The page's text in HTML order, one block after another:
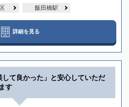
飯田橋駅
詳細を見る
して良かった」と安心していただ
す